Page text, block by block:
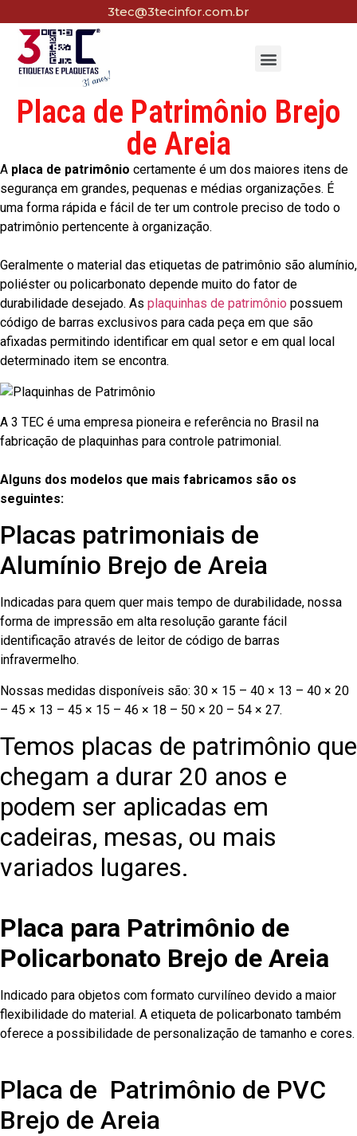
3tec@3tecinfor.com.br
Placa de Patrimônio Brejo
de Areia
A placa de patrimônio certamente é um dos maiores itens de
segurança em grandes, pequenas e médias organizações. É
uma forma rápida e fácil de ter um controle preciso de todo o
patrimônio pertencente à organização.
Geralmente o material das etiquetas de patrimônio são alumínio,
poliéster ou policarbonato depende muito do fator de
durabilidade desejado. As plaquinhas de patrimônio possuem
código de barras exclusivos para cada peça em que são
afixadas permitindo identificar em qual setor e em qual local
determinado item se encontra.
A 3 TEC é uma empresa pioneira e referência no Brasil na
fabricação de plaquinhas para controle patrimonial.
Alguns dos modelos que mais fabricamos são os
seguintes:
Placas patrimoniais de
Alumínio Brejo de Areia
Indicadas para quem quer mais tempo de durabilidade, nossa
forma de impressão em alta resolução garante fácil
identificação através de leitor de código de barras
infravermelho.
Nossas medidas disponíveis são: 30 × 15 – 40 × 13 – 40 × 20
– 45 × 13 – 45 × 15 – 46 × 18 – 50 × 20 – 54 × 27.
Temos placas de patrimônio que
chegam a durar 20 anos e
podem ser aplicadas em
cadeiras, mesas, ou mais
variados lugares.
Placa para Patrimônio de
Policarbonato Brejo de Areia
Indicado para objetos com formato curvilíneo devido a maior
flexibilidade do material. A etiqueta de policarbonato também
oferece a possibilidade de personalização de tamanho e cores.
Placa de Patrimônio de PVC
Brejo de Areia